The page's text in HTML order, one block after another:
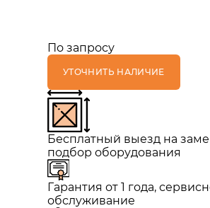
По запросу
УТОЧНИТЬ НАЛИЧИЕ
Бесплатный выезд на
подбор оборудования
Гарантия от 1 года,
обслуживание